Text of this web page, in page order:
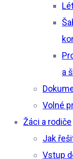
a
Volné
Žáci a rodiče
Jak
Vstup